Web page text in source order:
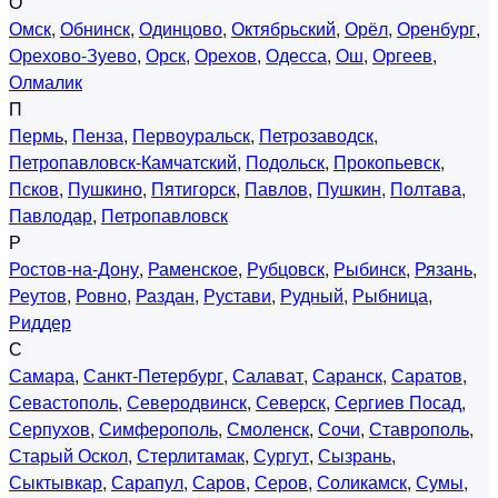
Омск, Обнинск, Одинцово, Октябрьский, Орёл, Оренбург,
Орехово-Зуево, Орск, Орехов, Одесса, Ош, Оргеев,
Олмалик
П
Пермь, Пенза, Первоуральск, Петрозаводск,
Петропавловск-Камчатский, Подольск, Прокопьевск,
Псков, Пушкино, Пятигорск, Павлов, Пушкин, Полтава,
Павлодар, Петропавловск
Р
Ростов-на-Дону, Раменское, Рубцовск, Рыбинск, Рязань,
Реутов, Ровно, Раздан, Рустави, Рудный, Рыбница,
Риддер
С
Самара, Санкт-Петербург, Салават, Саранск, Саратов,
Севастополь, Северодвинск, Северск, Сергиев Посад,
Серпухов, Симферополь, Смоленск, Сочи, Ставрополь,
Старый Оскол, Стерлитамак, Сургут, Сызрань,
Сыктывкар, Сарапул, Саров, Серов, Соликамск, Сумы,